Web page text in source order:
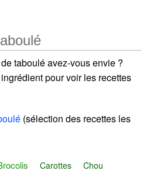
taboulé avez-vous envie ?
pour voir les recettes
(sélection des recettes les
Carottes Chou